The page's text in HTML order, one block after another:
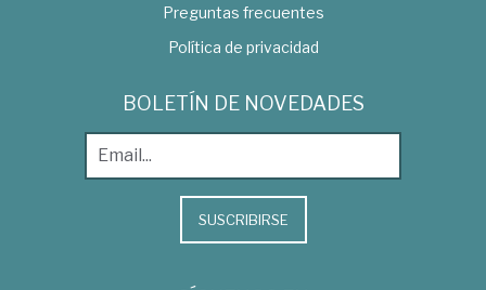
Preguntas frecuentes
Política de privacidad
BOLETÍN DE NOVEDADES
SUSCRIBIRSE